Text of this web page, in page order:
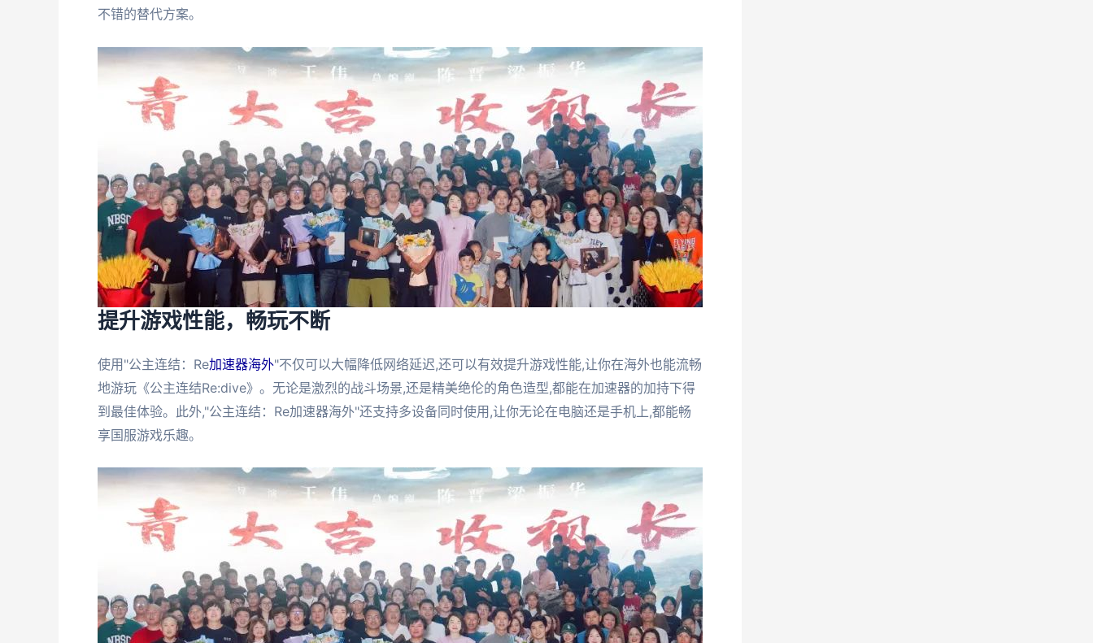
不错的替代方案。
提升游戏性能，畅玩不断
使用"公主连结：Re加速器海外"不仅可以大幅降低网络延迟,还可以有效提升游戏性能,让你在海外也能流畅
地游玩《公主连结Re:dive》。无论是激烈的战斗场景,还是精美绝伦的角色造型,都能在加速器的加持下得
到最佳体验。此外,"公主连结：Re加速器海外"还支持多设备同时使用,让你无论在电脑还是手机上,都能畅
享国服游戏乐趣。